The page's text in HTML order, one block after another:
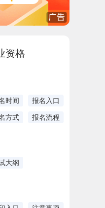
资格
时间 报名入口
方式 报名流程
大纲